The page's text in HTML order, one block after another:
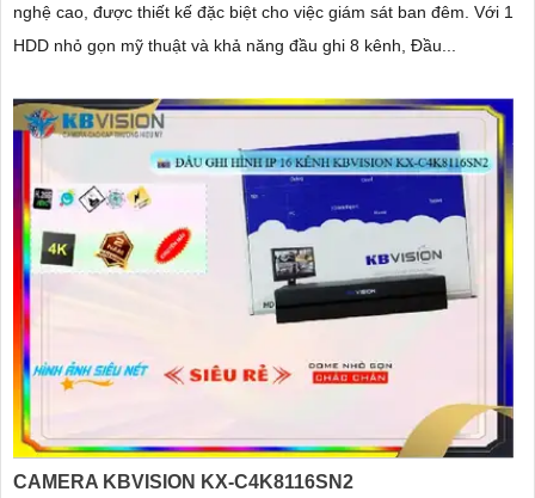
nghệ cao, được thiết kế đặc biệt cho việc giám sát ban đêm. Với 1
HDD nhỏ gọn mỹ thuật và khả năng đầu ghi 8 kênh, Đầu...
CAMERA KBVISION KX-C4K8116SN2